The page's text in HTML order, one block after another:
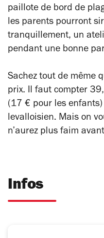
paillote de bord de
les parents pourront
tranquillement, un
pendant une bonne
Sachez tout de même
prix. Il faut compter
(17 € pour les
levalloisien. Mais on
n’aurez plus faim
Infos